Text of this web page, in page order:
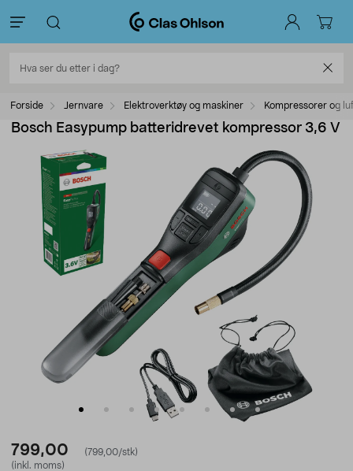
Forside Jernvare Elektroverktøy og maskiner Kompressorer og
Bosch Easypump batteridrevet kompressor 3,6 V
799,00
(799,00/stk)
(inkl. moms)